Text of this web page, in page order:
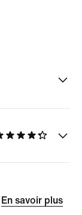
En savoir plus